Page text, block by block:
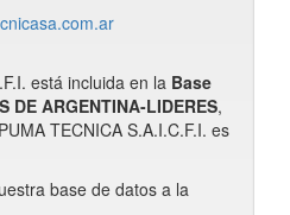
está incluida en la Base
DE ARGENTINA-LIDERES,
TECNICA S.A.I.C.F.I. es
base de datos a la